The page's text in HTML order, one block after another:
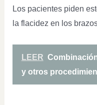
Los pacientes piden
la flacidez en los
LEER
y otros